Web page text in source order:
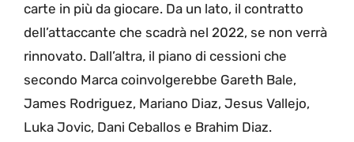
carte in più da giocare. Da un lato, il contratto
dell’attaccante che scadrà nel 2022, se non verrà
rinnovato. Dall’altra, il piano di cessioni che
secondo Marca coinvolgerebbe Gareth Bale,
James Rodriguez, Mariano Diaz, Jesus Vallejo,
Luka Jovic, Dani Ceballos e Brahim Diaz.